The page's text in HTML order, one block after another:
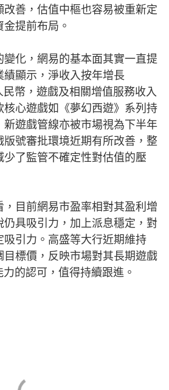
改善，估值中樞也容易被重新定
提前布局。
化，網易的基本面其實一直提
顯示，淨收入按年增長
幣，遊戲及相關增值服務收入
核心遊戲如《夢幻西遊》系列持
遊戲管線亦被市場視為下半年
版號審批環境近期有所改善，整
少了監管不確定性對估值的壓
目前網易市盈率相對其盈利增
仍具吸引力，加上派息穩定，對
吸引力。高盛等大行近期維持
目標價，反映市場對其長期遊戲
的認可，值得持續跟進。